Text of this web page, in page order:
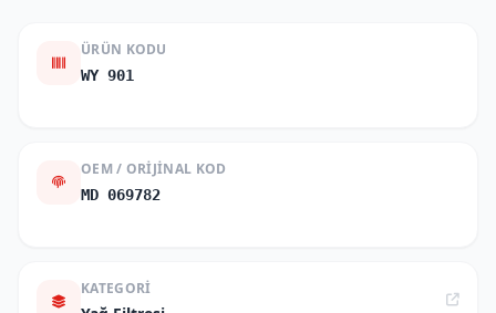
ÜRÜN KODU
WY 901
OEM / ORIJINAL KOD
MD 069782
KATEGORI